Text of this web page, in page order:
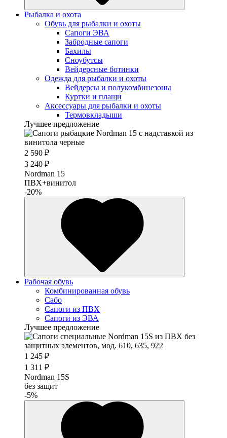
Рыбалка и охота
Обувь для рыбалки и охоты
Сапоги ЭВА
Забродные сапоги
Бахилы
Сноубутсы
Вейдерсные ботинки
Одежда для рыбалки и охоты
Вейдерсы и полукомбинезоны
Куртки и плащи
Аксессуары для рыбалки и охоты
Термовкладыши
Лучшее предложение
2 590 ₽
3 240 ₽
Nordman 15
ПВХ+винитол
-20%
Рабочая обувь
Комбинированная обувь
Сабо
Сапоги из ПВХ
Сапоги из ЭВА
Лучшее предложение
1 245 ₽
1 311 ₽
Nordman 15S
без защит
-5%